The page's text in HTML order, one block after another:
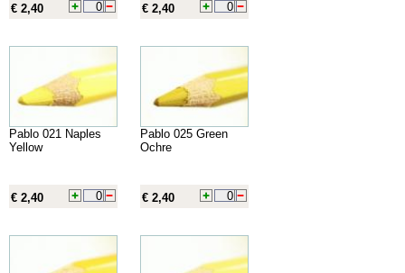
€ 2,40 € 2,40
Pablo 021 Naples
Yellow
€ 2,40
Pablo 025 Green
Ochre
€ 2,40